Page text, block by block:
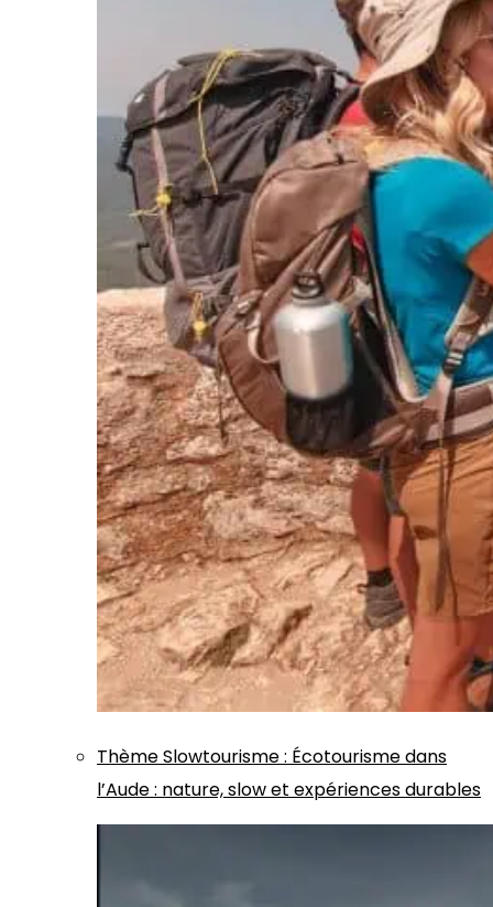
ThèmeSlowtourisme: Écotourisme dans
l’Aude : nature, slow et expériences durables